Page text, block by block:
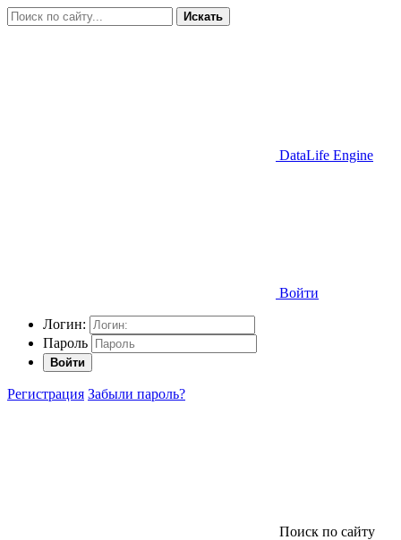
Искать
DataLife Engine
Войти
Логин:
Пароль
Войти
Регистрация Забыли пароль?
Поиск по сайту